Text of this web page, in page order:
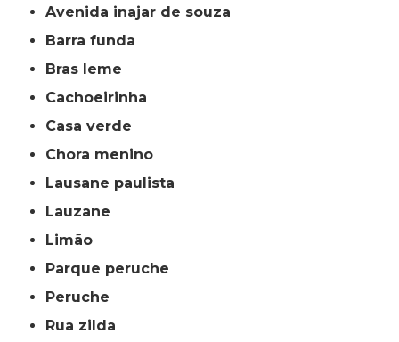
avenida inajar de souza
barra funda
bras leme
cachoeirinha
casa verde
chora menino
lausane paulista
lauzane
limão
parque peruche
peruche
rua zilda